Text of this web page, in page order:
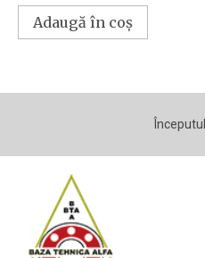
Adaugă în coș